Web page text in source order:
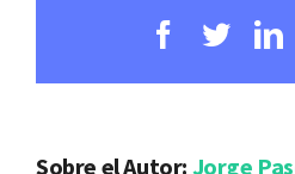
Facebook
Sobre el Autor: Jorge